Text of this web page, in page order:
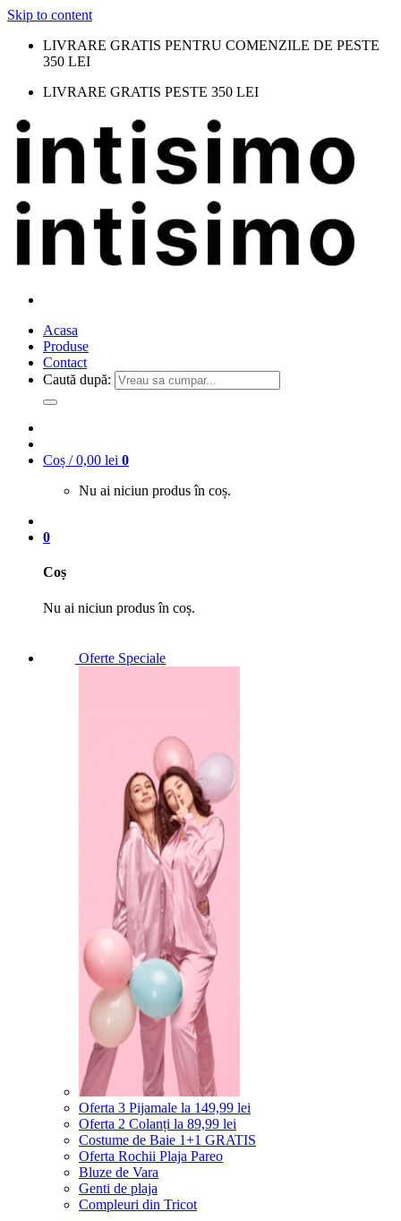
Skip to content
LIVRARE GRATIS PENTRU COMENZILE DE PESTE
350 LEI
LIVRARE GRATIS PESTE 350 LEI
Acasa
Produse
Contact
Caută după:
Coș /0,00 lei 0
Nu ai niciun produs în coș.
0
Coș
Nu ai niciun produs în coș.
Oferte Speciale
Oferta 3 Pijamale la 149,99 lei
Oferta 2 Colanți la 89,99 lei
Costume de Baie 1+1 GRATIS
Oferta Rochii Plaja Pareo
Bluze de Vara
Genti de plaja
Compleuri din Tricot